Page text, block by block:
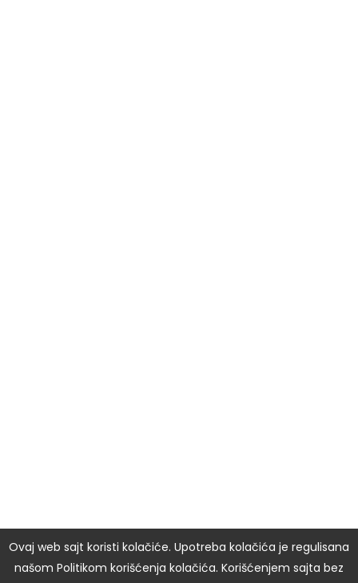
Ovaj web sajt koristi kolačiće. Upotreba kolačića je regulisana
našom Politikom korišćenja kolačića. Korišćenjem sajta bez